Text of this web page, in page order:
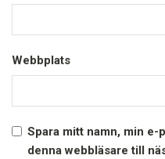
Webbplats
Spara mitt namn, min
denna webbläsare till